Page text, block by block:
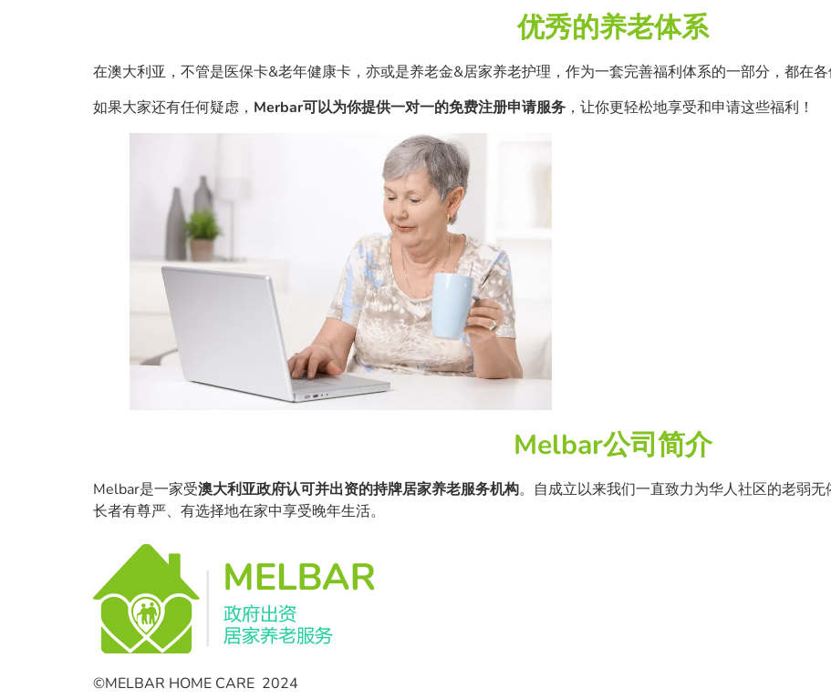
优秀的养老体系
在澳大利亚，不管是医保卡&老年健康卡，亦或是养老金&居家养老护理，作为一套完善福利体系的一部分，都在各
如果大家还有任何疑虑， Merbar可以为你提供一对一的免费注册申请服务 ，让你更轻松地享受和申请这些福利！
Melbar公司简介
Melbar是一家受澳大利亚政府认可并出资的持牌居家养老服务机构。自成立以来我们一直致力为华人社区的老弱
长者有尊严、有选择地在家中享受晚年生活。
©MELBAR HOME CARE 2024